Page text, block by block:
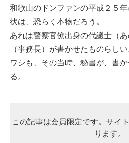
和歌山のドンファンの平成２５
状は、恐らく本物だろう。
あれは警察官僚出身の代議士（
（事務長）が書かせたものらしい
ワシも、その当時、秘書が、書
る。
この記事は会員限定です。サイ
ります。